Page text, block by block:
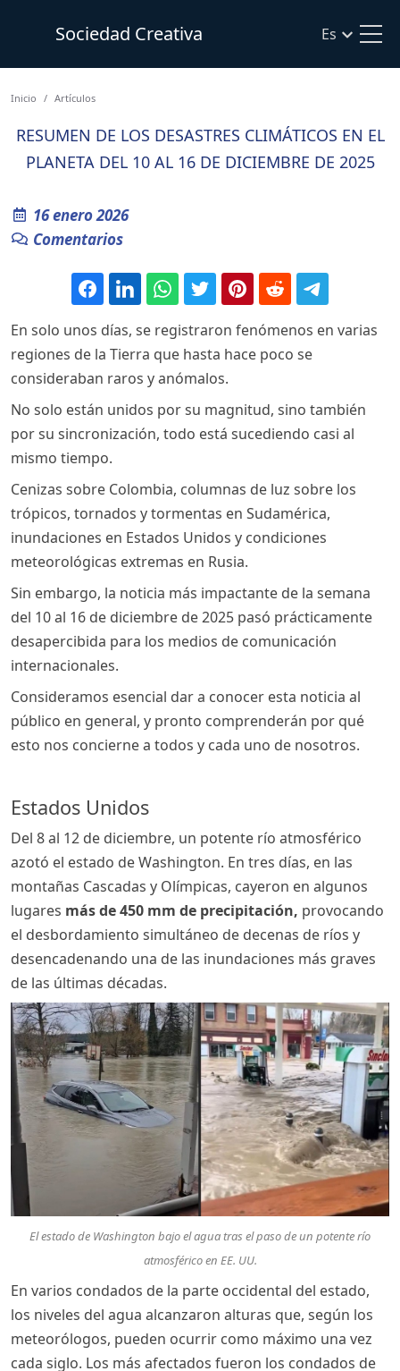
Sociedad Creativa Es
Inicio Artículos
RESUMEN DE LOS DESASTRES CLIMÁTICOS EN EL
PLANETA DEL 10 AL 16 DE DICIEMBRE DE 2025
16 enero 2026
Comentarios
En solo unos días, se registraron fenómenos en varias
regiones de la Tierra que hasta hace poco se
consideraban raros y anómalos.
No solo están unidos por su magnitud, sino también
por su sincronización, todo está sucediendo casi al
mismo tiempo.
Cenizas sobre Colombia, columnas de luz sobre los
trópicos, tornados y tormentas en Sudamérica,
inundaciones en Estados Unidos y condiciones
meteorológicas extremas en Rusia.
Sin embargo, la noticia más impactante de la semana
del 10 al 16 de diciembre de 2025 pasó prácticamente
desapercibida para los medios de comunicación
internacionales.
Consideramos esencial dar a conocer esta noticia al
público en general, y pronto comprenderán por qué
esto nos concierne a todos y cada uno de nosotros.
Estados Unidos
Del 8 al 12 de diciembre, un potente río atmosférico
azotó el estado de Washington. En tres días, en las
montañas Cascadas y Olímpicas, cayeron en algunos
lugares más de 450 mm de precipitación, provocando
el desbordamiento simultáneo de decenas de ríos y
desencadenando una de las inundaciones más graves
de las últimas décadas.
El estado de Washington bajo el agua tras el paso de un potente río
atmosférico en EE. UU.
En varios condados de la parte occidental del estado,
los niveles del agua alcanzaron alturas que, según los
meteorólogos, pueden ocurrir como máximo una vez
cada siglo. Los más afectados fueron los condados de